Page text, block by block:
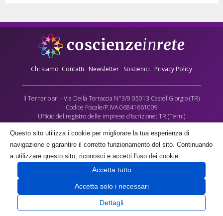
Chi siamo Contatti Newsletter Sostienici Privacy Policy
Il Ternario srl - Via Della Torraccia N°3/9 05013 Castel Giorgio (TR)
Codice Fiscale/P.IVA 06841661009
Ufficio del registro delle imprese d’iscrizione: TR (Terni)
Numero REA: 90173
Capitale sociale versato: €10.000,00
L’Associazione culturale Coscienze in Rete - cda Torraccia 3, Castel Giorgio -
fornisce gratuitamente parte dei contenuti multimediali di questo sito, quale
contributo alla crescita delle coscienze umane, negli spazi a lei gratuitamente
Questo sito utilizza i cookie per migliorare la tua esperienza di
navigazione e garantire il corretto funzionamento del sito. Continuando
a utilizzare questo sito, riconosci e accetti l'uso dei cookie.
Accetta tutto
Accetta solo i necessari
Dettagli